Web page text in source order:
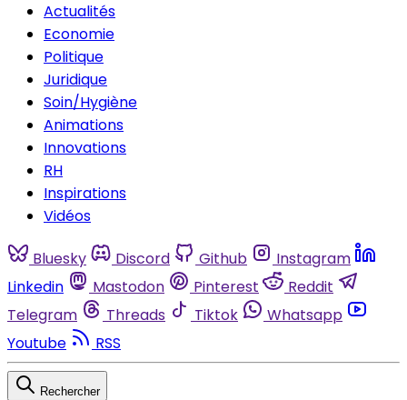
Actualités
Economie
Politique
Juridique
Soin/Hygiène
Animations
Innovations
RH
Inspirations
Vidéos
Bluesky Discord Github
Instagram
Linkedin
Mastodon Pinterest
Reddit
Telegram
Threads Tiktok
Whatsapp
Youtube
RSS
Rechercher